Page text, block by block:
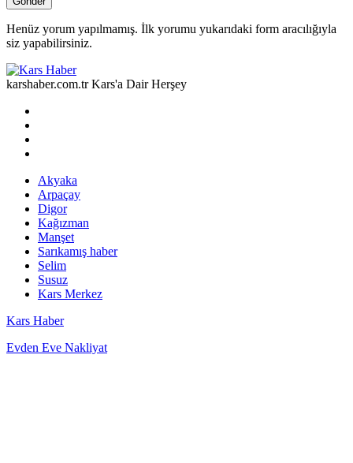
Henüz yorum yapılmamış. İlk yorumu yukarıdaki form aracılığıyla
siz yapabilirsiniz.
karshaber.com.tr Kars'a Dair Herşey
Akyaka
Arpaçay
Digor
Kağızman
Manşet
Sarıkamış haber
Selim
Susuz
Kars Merkez
Kars Haber
Evden Eve Nakliyat